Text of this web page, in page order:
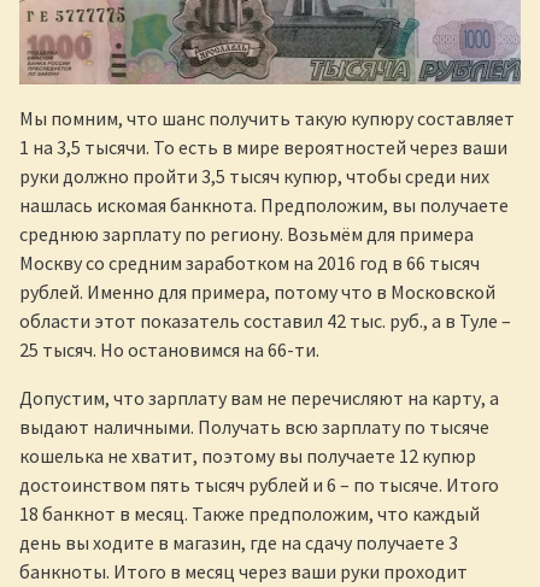
Мы помним, что шанс получить такую купюру составляет
1 на 3,5 тысячи. То есть в мире вероятностей через ваши
руки должно пройти 3,5 тысяч купюр, чтобы среди них
нашлась искомая банкнота. Предположим, вы получаете
среднюю зарплату по региону. Возьмём для примера
Москву со средним заработком на 2016 год в 66 тысяч
рублей. Именно для примера, потому что в Московской
области этот показатель составил 42 тыс. руб., а в Туле –
25 тысяч. Но остановимся на 66-ти.
Допустим, что зарплату вам не перечисляют на карту, а
выдают наличными. Получать всю зарплату по тысяче
кошелька не хватит, поэтому вы получаете 12 купюр
достоинством пять тысяч рублей и 6 – по тысяче. Итого
18 банкнот в месяц. Также предположим, что каждый
день вы ходите в магазин, где на сдачу получаете 3
банкноты. Итого в месяц через ваши руки проходит